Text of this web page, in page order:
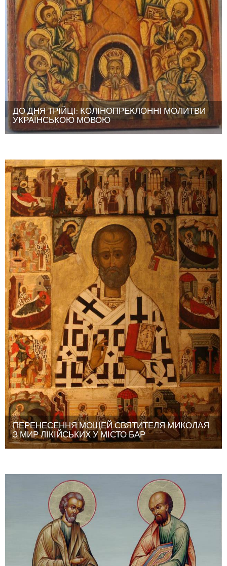
ДО ДНЯ ТРІЙЦІ: КОЛІНОПРЕКЛОННІ МОЛИТВИ
УКРАЇНСЬКОЮ МОВОЮ
ПЕРЕНЕСЕННЯ МОЩЕЙ СВЯТИТЕЛЯ МИКОЛАЯ
З МИР ЛІКІЙСЬКИХ У МІСТО БАР